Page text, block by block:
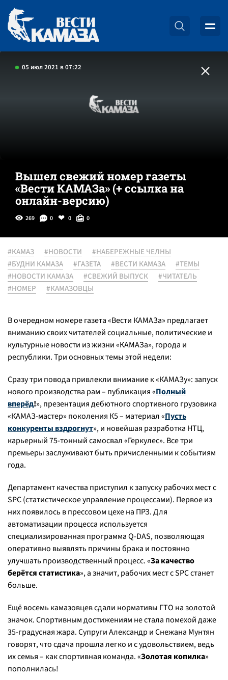
05 июл 2021 в 07:22
Вышел свежий номер газеты
«Вести КАМАЗа» (+ ссылка на
онлайн-версию)
269 0 0 0
#КАМАЗ #НОВОСТИ
#НАБЕРЕЖНЫЕ ЧЕЛНЫ
#БУДНИ КАМАЗА
#ГАЗЕТА #ВЕСТИ КАМАЗА
#ТЕМЫ
#НОВОСТИ КАМАЗА
#СВЕЖИЙ ВЫПУСК
#ЧИТАТЕЛЬ
#НОМЕР
#КАМАЗОВЦЫ
В очередном номере газета «Вести КАМАЗа» предлагает
вниманию своих читателей социальные, политические и
культурные новости из жизни «КАМАЗа», города и
республики. Три основных темы этой недели:
Сразу три повода привлекли внимание к «КАМАЗу»: запуск
нового производства рам – публикация «Полный
вперёд!», презентация дебютного спортивного грузовика
«КАМАЗ-мастер» поколения К5 – материал «Пусть
конкуренты вздрогнут», и новейшая разработка НТЦ,
карьерный 75-тонный самосвал «Геркулес». Все три
премьеры заслуживают быть причисленными к событиям
года.
Департамент качества приступил к запуску рабочих мест с
SPC (статистическое управление процессами). Первое из
них появилось в прессовом цехе на ПРЗ. Для
автоматизации процесса используется
специализированная программа Q-DAS, позволяющая
оперативно выявлять причины брака и постоянно
улучшать производственный процесс. «За качество
берётся статистика», а значит, рабочих мест с SPC станет
больше.
Ещё восемь камазовцев сдали нормативы ГТО на золотой
значок. Спортивным достижениям не стала помехой даже
35-градусная жара. Супруги Александр и Снежана Мунтян
говорят, что сдача прошла легко и с удовольствием, ведь
их семья – как спортивная команда. «Золотая копилка»
пополнилась!